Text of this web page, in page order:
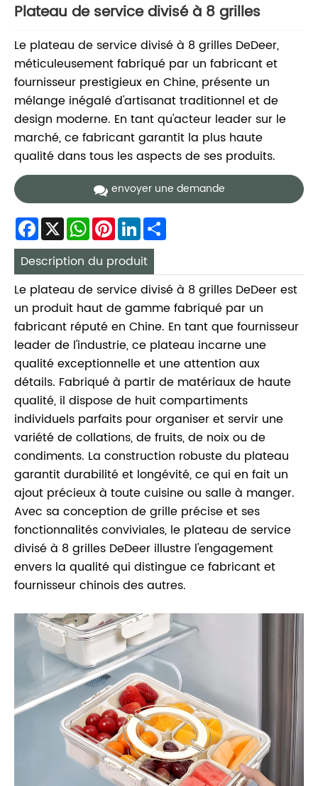
Plateau de service divisé à 8 grilles
Le plateau de service divisé à 8 grilles DeDeer,
méticuleusement fabriqué par un fabricant et
fournisseur prestigieux en Chine, présente un
mélange inégalé d'artisanat traditionnel et de
design moderne. En tant qu'acteur leader sur le
marché, ce fabricant garantit la plus haute
qualité dans tous les aspects de ses produits.
envoyer une demande
Facebook
X WhatsApp
Pinterest
LinkedIn
Description du produit
Le plateau de service divisé à 8 grilles DeDeer est
un produit haut de gamme fabriqué par un
fabricant réputé en Chine. En tant que fournisseur
leader de l'industrie, ce plateau incarne une
qualité exceptionnelle et une attention aux
détails. Fabriqué à partir de matériaux de haute
qualité, il dispose de huit compartiments
individuels parfaits pour organiser et servir une
variété de collations, de fruits, de noix ou de
condiments. La construction robuste du plateau
garantit durabilité et longévité, ce qui en fait un
ajout précieux à toute cuisine ou salle à manger.
Avec sa conception de grille précise et ses
fonctionnalités conviviales, le plateau de service
divisé à 8 grilles DeDeer illustre l'engagement
envers la qualité qui distingue ce fabricant et
fournisseur chinois des autres.